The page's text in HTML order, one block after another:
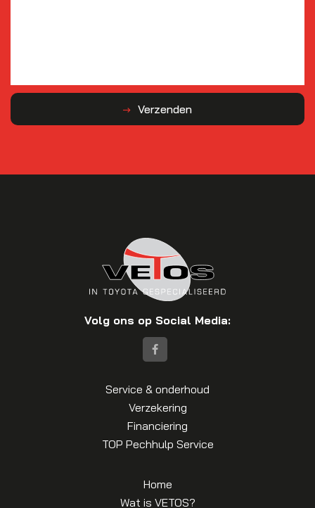
Verzenden
Volg ons op Social Media:
Service & onderhoud
Verzekering
Financiering
TOP Pechhulp Service
Home
Wat is VETOS?